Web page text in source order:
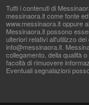
Tutti i contenuti di
messinaora.it come fonte
www.messinaora.it oppure
Messinaora.it possono
ulteriori relativi all'utilizzo
info@messinaora.it.
collegamento, della qualità
facoltà di rimuovere
Eventuali segnalazioni